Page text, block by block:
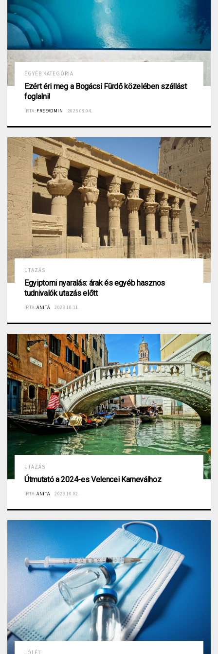
EGYÉB KATEGÓRIA
Ezért éri meg a Bogácsi Fürdő közelében szállást
foglalni!
ÍRTA: FREEADMIN 2025.08.04.
UTAZÁS
Egyiptomi nyaralás: árak és egyéb hasznos
tudnivalók utazás előtt
ÍRTA:ANITA 2023.10.11.
UTAZÁS
Útmutató a 2024-es Velencei Karneválhoz
ÍRTA:ANITA 2023.10.02.